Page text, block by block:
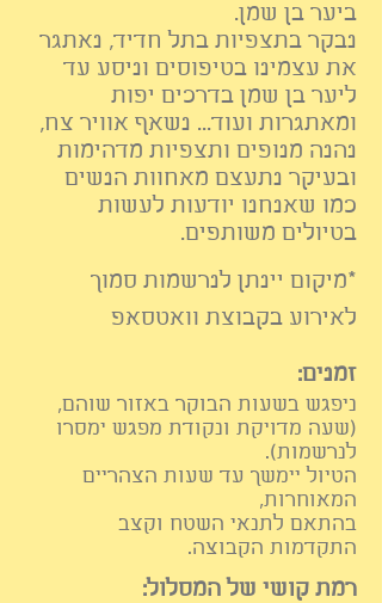
ביער בן שמן.
נבקר בתצפיות בתל חדיד, נאתגר
את עצמינו בטיפוסים וניסע עד
ליער בן שמן בדרכים יפות
ומאתגרות ועוד... נשאף אוויר צח,
נהנה מנופים ותצפיות מדהימות
ובעיקר נתעצם מאחוות הנשים
כמו שאנחנו יודעות לעשות
בטיולים משותפים.
*מיקום יינתן לנרשמות סמוך
לאירוע בקבוצת וואטסאפ
זמנים:
ניפגש בשעות הבוקר באזור שוהם,
(שעה מדויקת ונקודת מפגש ימסרו
לנרשמות).
הטיול יימשך עד שעות הצהריים
המאוחרות,
בהתאם לתנאי השטח וקצב
התקדמות הקבוצה.
רמת קושי של המסלול: